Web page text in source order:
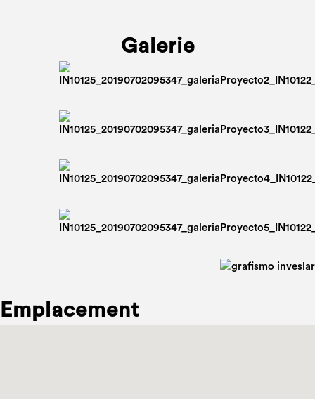
Galerie
Emplacement